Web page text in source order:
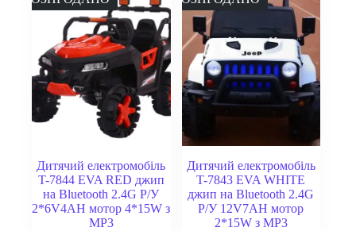
Дитячий електромобіль
T-7844 EVA RED джип
на Bluetooth 2.4G Р/У
2*6V4AH мотор 4*15W з
MP3
Дитячий електромобіль
T-7843 EVA WHITE
джип на Bluetooth 2.4G
Р/У 12V7AH мотор
2*15W з MP3